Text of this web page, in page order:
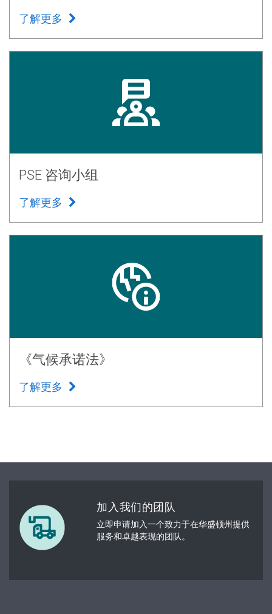
了解更多
PSE 咨询小组
了解更多
《气候承诺法》
了解更多
加入我们的团队
立即申请加入一个致力于在华盛顿州提供
服务和卓越表现的团队。